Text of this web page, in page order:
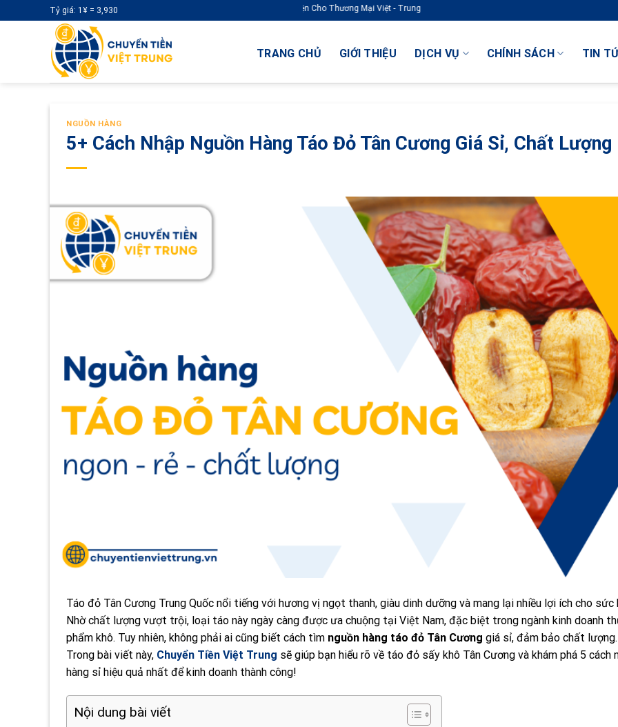
to
Tỷ giá: 1¥ = 3,930
TRANG CHỦ GIỚI THIỆU DỊCH VỤ CHÍNH SÁCH TIN
NGUỒN HÀNG
5+ Cách Nhập Nguồn Hàng Táo Đỏ Tân Cương Giá Sỉ, Chất Lượng
Táo đỏ Tân Cương Trung Quốc nổi tiếng với hương vị ngọt thanh, giàu dinh dưỡng và mang lại nhiều lợi ích cho sức
Nhờ chất lượng vượt trội, loại táo này ngày càng được ưa chuộng tại Việt Nam, đặc biệt trong ngành kinh doanh
phẩm khô. Tuy nhiên, không phải ai cũng biết cách tìm nguồn hàng táo đỏ Tân Cương giá sỉ, đảm bảo chất lượng.
Trong bài viết này, Chuyển Tiền Việt Trung sẽ giúp bạn hiểu rõ về táo đỏ sấy khô Tân Cương và khám phá 5 cách
hàng sỉ hiệu quả nhất để kinh doanh thành công!
Nội dung bài viết